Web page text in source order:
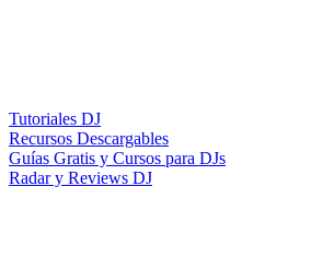
Tutoriales DJ
Recursos Descargables
Guías Gratis y Cursos para DJs
Radar y Reviews DJ